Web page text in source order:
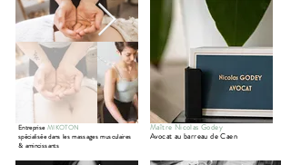
Entreprise MIKOTON
spécialisée dans les massages musculaires
& amincissants
Maître Nicolas Godey
Avocat au barreau de Caen